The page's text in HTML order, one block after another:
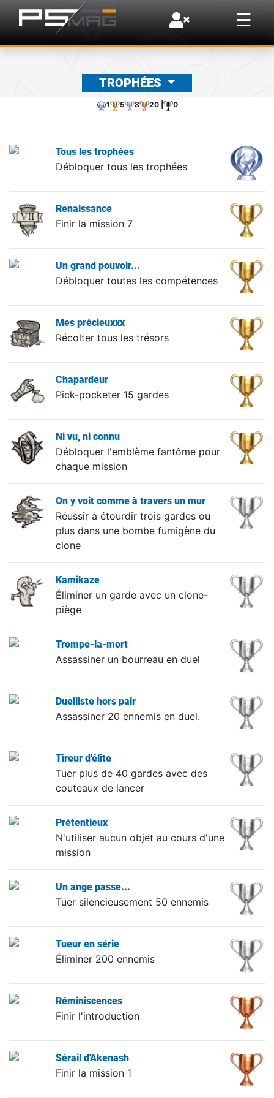
☰
×
TROPHÉES
1 5 8 20 | 0
Tous les trophées
Débloquer tous les trophées
Renaissance
Finir la mission 7
Un grand pouvoir...
Débloquer toutes les compétences
Mes précieuxxx
Récolter tous les trésors
Chapardeur
Pick-pocketer 15 gardes
Ni vu, ni connu
Débloquer l'emblème fantôme pour
chaque mission
On y voit comme à travers un mur
Réussir à étourdir trois gardes ou
plus dans une bombe fumigène du
clone
Kamikaze
Éliminer un garde avec un clone-
piège
Trompe-la-mort
Assassiner un bourreau en duel
Duelliste hors pair
Assassiner 20 ennemis en duel.
Tireur d'élite
Tuer plus de 40 gardes avec des
couteaux de lancer
Prétentieux
N'utiliser aucun objet au cours d'une
mission
Un ange passe...
Tuer silencieusement 50 ennemis
Tueur en série
Éliminer 200 ennemis
Réminiscences
Finir l'introduction
Sérail d'Akenash
Finir la mission 1